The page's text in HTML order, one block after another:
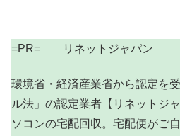
=PR= リネットジャパン
環境省・経済産業省から認定を
ル法」の認定業者【リネットジ
ソコンの宅配回収。宅配便がご